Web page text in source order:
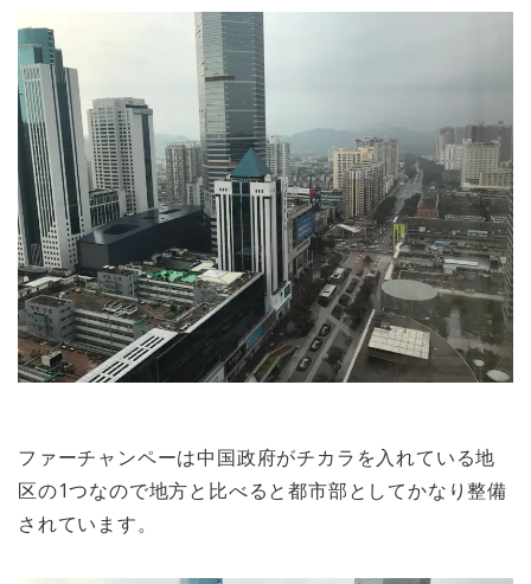
ファーチャンペーは中国政府がチカラを入れている地
区の1つなので地方と比べると都市部としてかなり整備
されています。